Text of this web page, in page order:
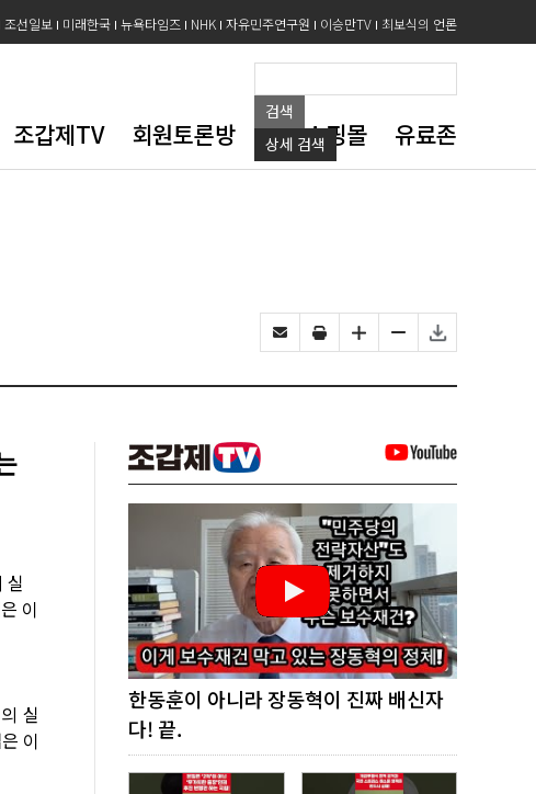
조선일보 미래한국 뉴욕타임즈 NHK 자유민주연구원 이승만TV 최보식의 언론
검색
상세 검색
조갑제TV 회원토론방 도서쇼핑몰 유료존
실
이
실
이
한동훈이 아니라 장동혁이 진짜 배신자
다! 끝.